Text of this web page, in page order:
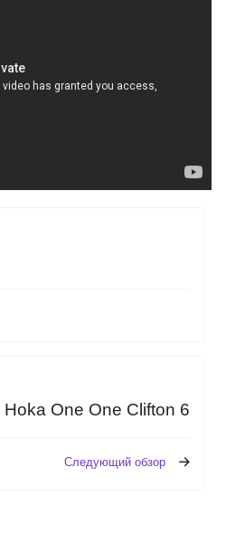
Hoka One One Clifton 6
Следующий обзор